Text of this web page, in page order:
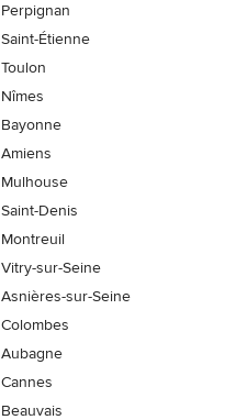
Perpignan
Saint-Étienne
Toulon
Nîmes
Bayonne
Amiens
Mulhouse
Saint-Denis
Montreuil
Vitry-sur-Seine
Asnières-sur-Seine
Colombes
Aubagne
Cannes
Beauvais